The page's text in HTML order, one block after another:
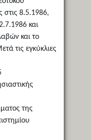
στις 8.5.1986,
και
και το
τις εγκύκλιες
της